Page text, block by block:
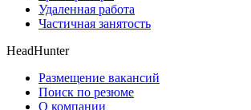
Удаленная работа
Частичная занятость
HeadHunter
Размещение вакансий
Поиск по резюме
О компании